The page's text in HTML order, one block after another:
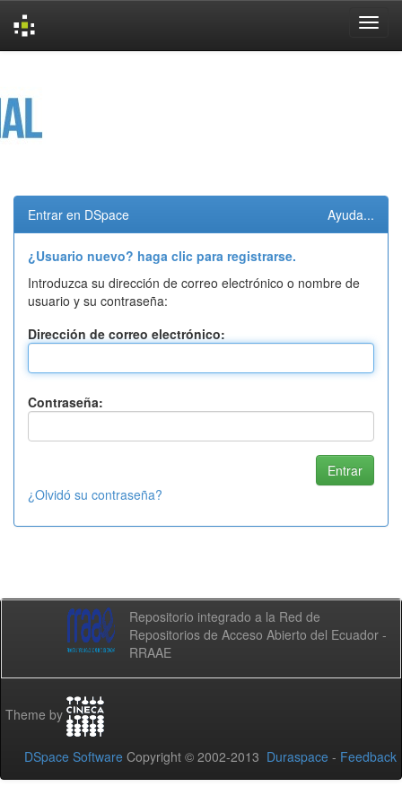
Entrar en DSpace Ayuda...
¿Usuario nuevo? haga clic para registrarse.
Introduzca su dirección de correo electrónico o nombre de
usuario y su contraseña:
Dirección de correo electrónico:
Contraseña:
¿Olvidó su contraseña?
Repositorio integrado a la Red de
Repositorios de Acceso Abierto del Ecuador -
RRAAE
Theme by
DSpace Software Copyright © 2002-2013 Duraspace - Feedback